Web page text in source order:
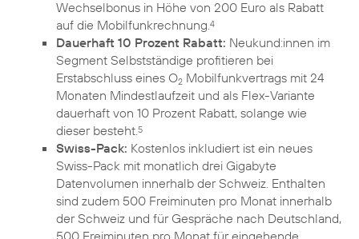
Wechselbonus in Höhe von 200 Euro als Rabatt
auf die Mobilfunkrechnung.4
Dauerhaft 10 Prozent Rabatt: Neukund:innen im
Segment Selbstständige profitieren bei
Erstabschluss eines O2 Mobilfunkvertrags mit 24
Monaten Mindestlaufzeit und als Flex-Variante
dauerhaft von 10 Prozent Rabatt, solange wie
dieser besteht.5
Swiss-Pack: Kostenlos inkludiert ist ein neues
Swiss-Pack mit monatlich drei Gigabyte
Datenvolumen innerhalb der Schweiz. Enthalten
sind zudem 500 Freiminuten pro Monat innerhalb
der Schweiz und für Gespräche nach Deutschland,